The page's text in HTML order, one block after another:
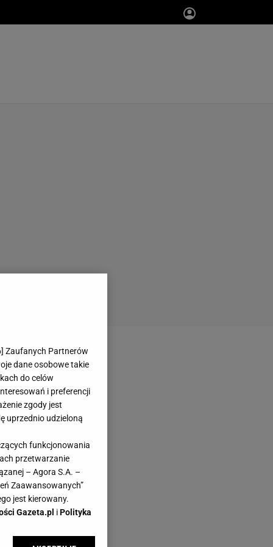
] Zaufanych Partnerów
dane osobowe takie
do celów
i preferencji
zgody jest
uprzednio udzieloną
funkcjonowania
przetwarzanie
– Agora S.A. –
Zaawansowanych”
jest kierowany.
Gazeta.pl iPolityka